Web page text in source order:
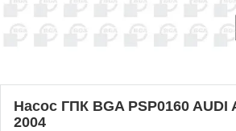
Насос ГПК BGA PSP0160 AUDI
2004